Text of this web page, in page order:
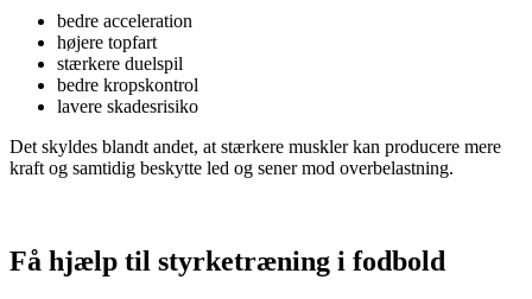
bedre acceleration
højere topfart
stærkere duelspil
bedre kropskontrol
lavere skadesrisiko
Det skyldes blandt andet, at stærkere muskler kan producere mere
kraft og samtidig beskytte led og sener mod overbelastning.
Få hjælp til styrketræning i fodbold